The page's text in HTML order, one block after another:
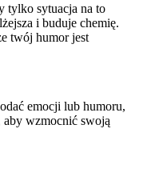
tylko sytuacja na to
i buduje chemię.
twój humor jest
emocji lub humoru,
wzmocnić swoją